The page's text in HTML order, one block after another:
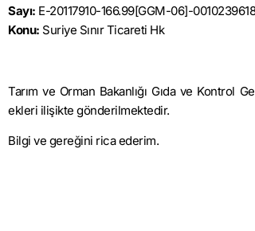
Sayı: E-20117910-166.99[GGM-06]-
Konu: Suriye Sınır Ticareti Hk
Tarım ve Orman Bakanlığı Gıda ve Kontrol
ekleri ilişikte gönderilmektedir.
Bilgi ve gereğini rica ederim.